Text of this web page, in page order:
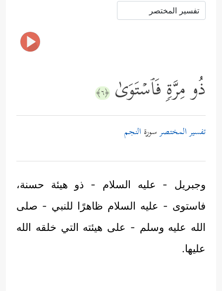
ذُو مِرَّةࣲ فَٱسۡتَوَىٰ ﴿٦﴾
تفسير المختصرسورة النجم
وجبريل - عليه السلام - ذو هيئة حسنة،
فاستوى - عليه السلام ظاهرًا للنبي - صلى
الله عليه وسلم - على هيئته التي خلقه الله
عليها.